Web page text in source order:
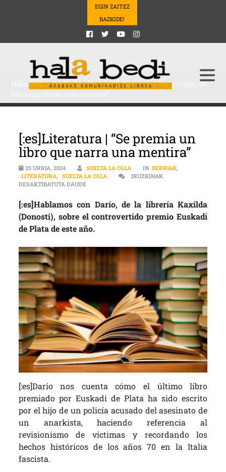
EGIN ZAITEZ
BAZKIDE!
Hala Bedi>Suelta la olla>[:es]Literatura | “Se premia un
[:es]Literatura | “Se premia un
libro que narra una mentira”
25 URRIA, 2024 SUELTA LA OLLA IN BERRIAK,
LITERATURA, SUELTA LA OLLA
IRUZKINAK
DESAKTIBATUTA DAUDE[:ES]LITERATURA | “SE PREMIA UN LIBRO QUE
[:es]Hablamos con Darío, de la librería Kaxilda
(Donosti), sobre el controvertido premio Euskadi
de Plata de este año.
[:es]Darío nos cuenta cómo el último libro
premiado por Euskadi de Plata ha sido escrito
por el hijo de un policía acusado del asesinato de
un anarkista, haciendo referencia al
revisionismo de víctimas y recordando los
hechos históricos de los años 70 en la Italia
fascista.